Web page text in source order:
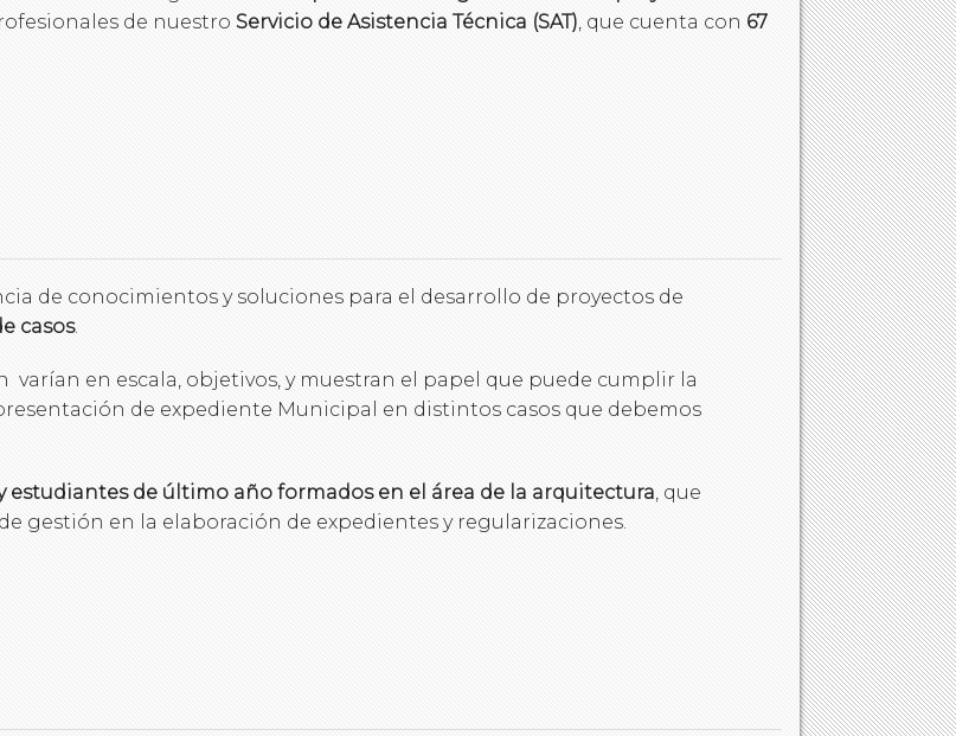
de nuestro Servicio de Asistencia Técnica (SAT), que cuenta con 67
de conocimientos y soluciones para el desarrollo de proyectos de
casos.
varían en escala, objetivos, y muestran el papel que puede cumplir la
de expediente Municipal en distintos casos que debemos
estudiantes de último año formados en el área de la arquitectura, que
gestión en la elaboración de expedientes y regularizaciones.